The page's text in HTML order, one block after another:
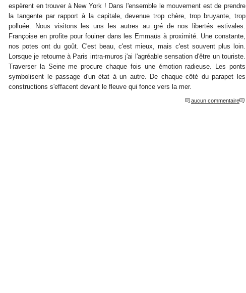
espèrent en trouver à New York ! Dans l'ensemble le mouvement est de prendre
la tangente par rapport à la capitale, devenue trop chère, trop bruyante, trop
polluée. Nous visitons les uns les autres au gré de nos libertés estivales.
Françoise en profite pour fouiner dans les Emmaüs à proximité. Une constante,
nos potes ont du goût. C'est beau, c'est mieux, mais c'est souvent plus loin.
Lorsque je retourne à Paris intra-muros j'ai l'agréable sensation d'être un touriste.
Traverser la Seine me procure chaque fois une émotion radieuse. Les ponts
symbolisent le passage d'un état à un autre. De chaque côté du parapet les
constructions s'effacent devant le fleuve qui fonce vers la mer.
aucun commentaire